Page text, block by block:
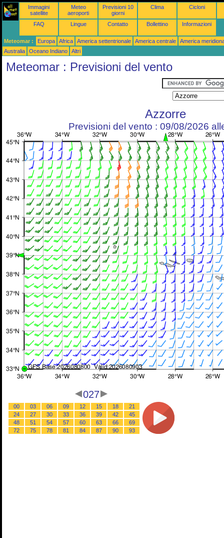
Immagini
satellite
Meteo
aeroporti
Previsioni 10
giorni
Clima Cicloni
FAQ Lingue Contatto Bollettino Informazioni
Meteomar : Europa Africa America settentrionale America centrale
America
Australia
Oceano Indiano Altri
Meteomar : Previsioni del vento
Azzorre
Previsioni del vento : 09/08/2026
027
00 03 06 09 12 15 18
21
24
27 30 33 36 39 42
45
48
51 54 57 60 63 66
69
72
75 78 81 84 87 90 93